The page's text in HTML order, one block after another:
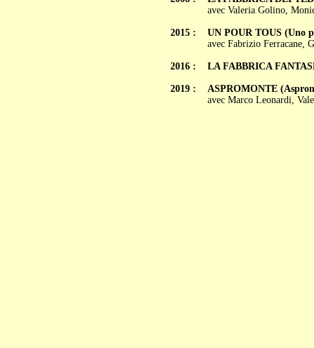
2015 :
2016 :
2019 :
avec Valeria Golino,
UN POUR TOUS (Uno
avec Fabrizio Ferracane,
LA FABBRICA
ASPROMONTE
avec Marco Leonardi,